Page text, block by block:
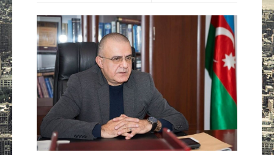
Mədəniyyət
Layihə
Gündəm